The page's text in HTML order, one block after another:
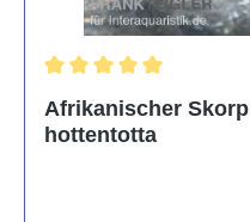
Afrikanischer
hottentotta